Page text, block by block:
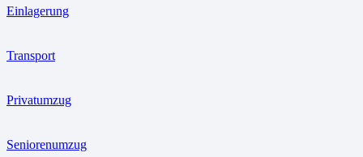
Einlagerung
Transport
Privatumzug
Seniorenumzug